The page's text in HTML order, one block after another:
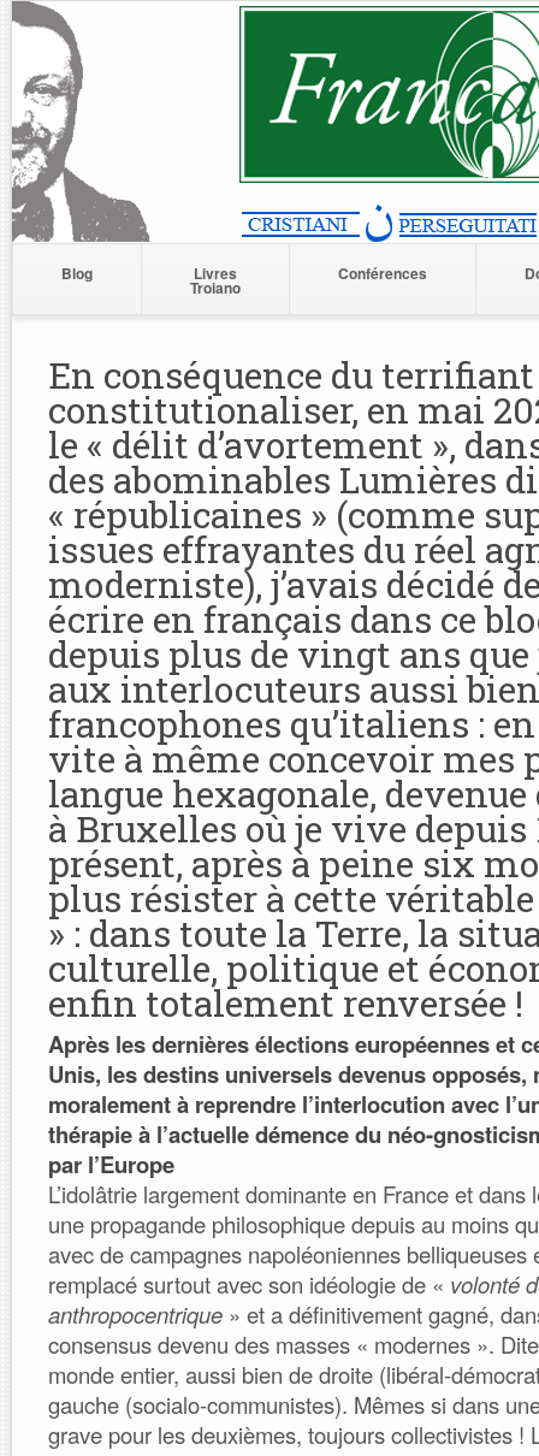
Blog Livres
Troiano
Conférences
En conséquence du terrifiant
constitutionaliser, en mai
le « délit d’avortement »,
des abominables Lumières
« républicaines » (comme
issues effrayantes du réel
moderniste), j’avais décidé
écrire en français dans ce
depuis plus de vingt ans que
aux interlocuteurs aussi bien
francophones qu’italiens :
vite à même concevoir mes
langue hexagonale,
à Bruxelles où je vive depuis
présent, après à peine six
plus résister à cette
» : dans toute la Terre, la
culturelle, politique et
enfin totalement renversée !
Après les dernières élections européennes et
Unis, les destins universels devenus opposés,
moralement à reprendre l’interlocution avec
thérapie à l’actuelle démence du néo-
par l’Europe
L’idolâtrie largement dominante en France et dans
une propagande philosophique depuis au moins
avec de campagnes napoléoniennes belliqueuses
remplacé surtout avec son idéologie de « volonté
anthropocentrique » et a définitivement gagné,
consensus devenu des masses « modernes ».
monde entier, aussi bien de droite (libéral-
gauche (socialo-communistes). Mêmes si dans
grave pour les deuxièmes, toujours collectivistes !